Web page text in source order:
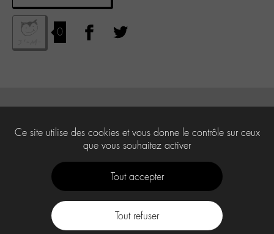
0
Ce site utilise des cookies et vous donne le contrôle sur ceux
que vous souhaitez activer
Tout accepter
Tout refuser